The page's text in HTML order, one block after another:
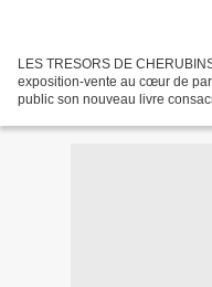
LES TRESORS DE
exposition-vente au cœur de
public son nouveau livre